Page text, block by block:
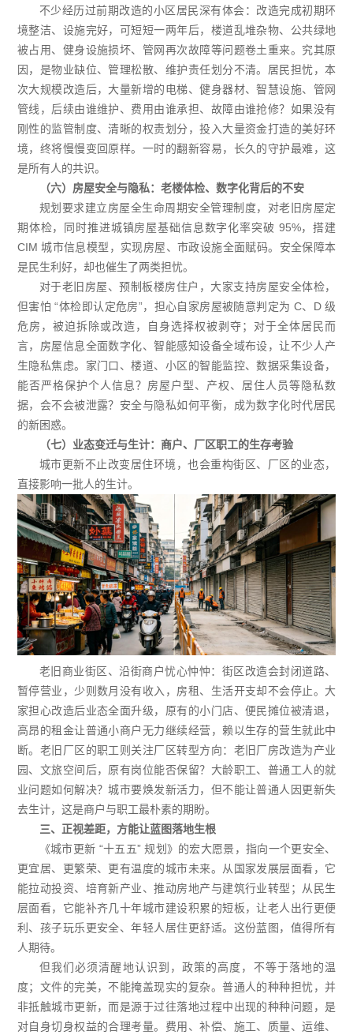
不少经历过前期改造的小区居民深有体会：改造完成初期环
境整洁、设施完好，可短短一两年后，楼道乱堆杂物、公共绿地
被占用、健身设施损坏、管网再次故障等问题卷土重来。究其原
因，是物业缺位、管理松散、维护责任划分不清。居民担忧，本
次大规模改造后，大量新增的电梯、健身器材、智慧设施、管网
管线，后续由谁维护、费用由谁承担、故障由谁抢修？如果没有
刚性的监管制度、清晰的权责划分，投入大量资金打造的美好环
境，终将慢慢变回原样。一时的翻新容易，长久的守护最难，这
是所有人的共识。
（六）房屋安全与隐私：老楼体检、数字化背后的不安
规划要求建立房屋全生命周期安全管理制度，对老旧房屋定
期体检，同时推进城镇房屋基础信息数字化率突破 95%，搭建
CIM 城市信息模型，实现房屋、市政设施全面赋码。安全保障本
是民生利好，却也催生了两类担忧。
对于老旧房屋、预制板楼房住户，大家支持房屋安全体检，
但害怕 “体检即认定危房”，担心自家房屋被随意判定为 C、D 级
危房，被迫拆除或改造，自身选择权被剥夺；对于全体居民而
言，房屋信息全面数字化、智能感知设备全域布设，让不少人产
生隐私焦虑。家门口、楼道、小区的智能监控、数据采集设备，
能否严格保护个人信息？房屋户型、产权、居住人员等隐私数
据，会不会被泄露？安全与隐私如何平衡，成为数字化时代居民
的新困惑。
（七）业态变迁与生计：商户、厂区职工的生存考验
城市更新不止改变居住环境，也会重构街区、厂区的业态，
直接影响一批人的生计。
老旧商业街区、沿街商户忧心忡忡：街区改造会封闭道路、
暂停营业，少则数月没有收入，房租、生活开支却不会停止。大
家担心改造后业态全面升级，原有的小门店、便民摊位被清退，
高昂的租金让普通小商户无力继续经营，赖以生存的营生就此中
断。老旧厂区的职工则关注厂区转型方向：老旧厂房改造为产业
园、文旅空间后，原有岗位能否保留？大龄职工、普通工人的就
业问题如何解决？城市要焕发新活力，但不能让普通人因更新失
去生计，这是商户与职工最朴素的期盼。
三、正视差距，方能让蓝图落地生根
《城市更新 “十五五” 规划》的宏大愿景，指向一个更安全、
更宜居、更繁荣、更有温度的城市未来。从国家发展层面看，它
能拉动投资、培育新产业、推动房地产与建筑行业转型；从民生
层面看，它能补齐几十年城市建设积累的短板，让老人出行更便
利、孩子玩乐更安全、年轻人居住更舒适。这份蓝图，值得所有
人期待。
但我们必须清醒地认识到，政策的高度，不等于落地的温
度；文件的完美，不能掩盖现实的复杂。普通人的种种担忧，并
非抵触城市更新，而是源于过往落地过程中出现的种种问题，是
对自身切身权益的合理考量。费用、补偿、施工、质量、运维、